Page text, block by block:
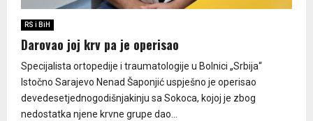
RS i BiH
Darovao joj krv pa je operisao
Specijalista ortopedije i traumatologije u Bolnici „Srbija“
Istočno Sarajevo Nenad Šaponjić uspješno je operisao
devedesetjednogodišnjakinju sa Sokoca, kojoj je zbog
nedostatka njene krvne grupe dao...